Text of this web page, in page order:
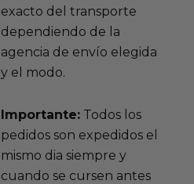
exacto del transporte
dependiendo de la
agencia de envío elegida
y el modo.
Importante:Todos los
pedidos son expedidos el
mismo dia siempre y
cuando se cursen antes